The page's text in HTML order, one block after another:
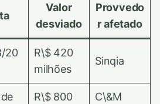
Valor
desviado
Provvedo
r afetado
20
R\$ 420
milhões
Sinqia
R\$ 800
C\&M